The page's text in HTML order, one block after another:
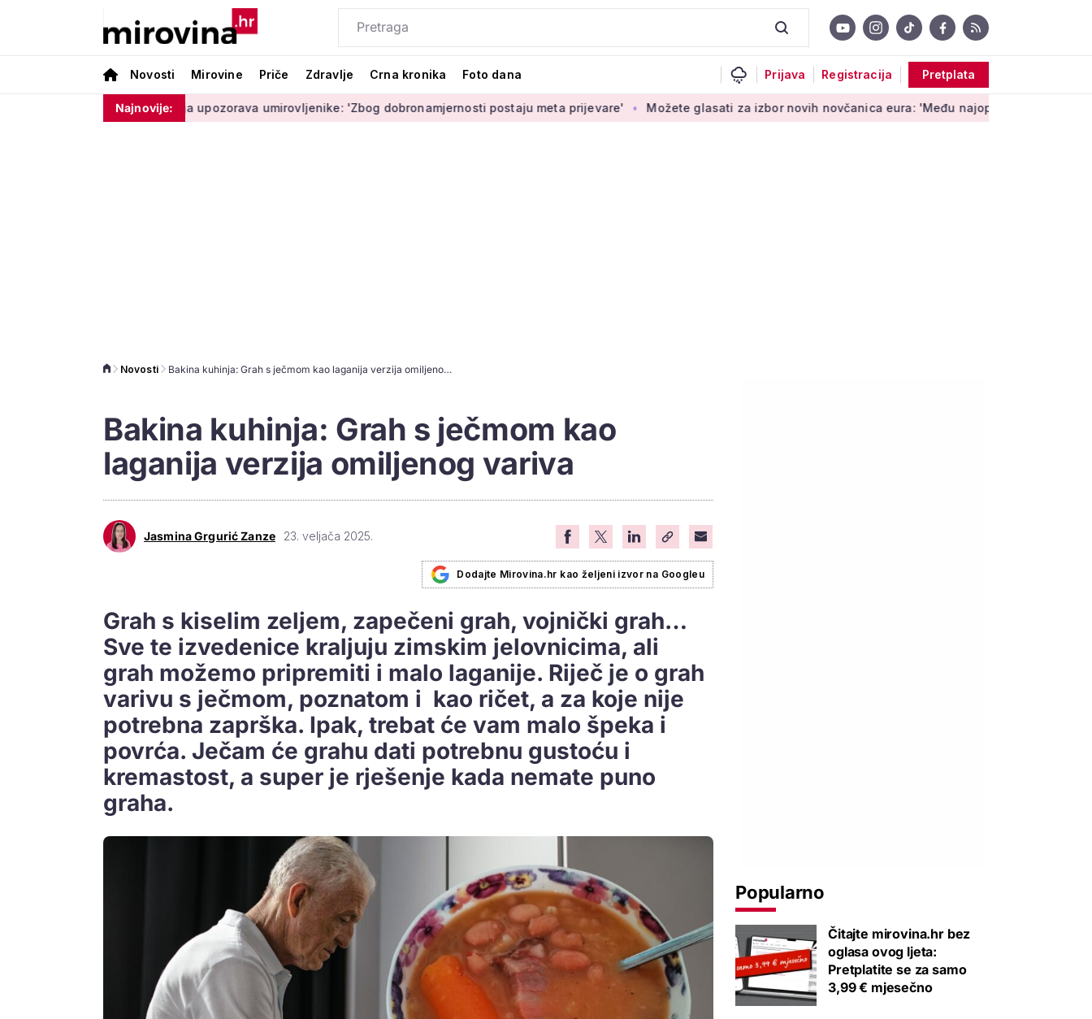
Novosti Mirovine Priče Zdravlje Crna kronika Foto dana Prijava Registracija Pretplata
Najnovije:
Policija upozorava umirovljenike: 'Zbog dobronamjernosti postaju meta prijevare' Možete glasati za izbor novih novčanica eura: 'Među najopipljivijim su izrazima Europe'
Novosti Bakina kuhinja: Grah s ječmom kao laganija verzija omiljenog variva
Bakina kuhinja: Grah s ječmom kao
laganija verzija omiljenog variva
Jasmina Grgurić Zanze 23. veljača 2025.
Dodajte Mirovina.hr kao željeni izvor na Googleu
Grah s kiselim zeljem, zapečeni grah, vojnički grah…
Sve te izvedenice kraljuju zimskim jelovnicima, ali
grah možemo pripremiti i malo laganije. Riječ je o grah
varivu s ječmom, poznatom i kao ričet, a za koje nije
potrebna zaprška. Ipak, trebat će vam malo špeka i
povrća. Ječam će grahu dati potrebnu gustoću i
kremastost, a super je rješenje kada nemate puno
graha.
Popularno
Čitajte mirovina.hr bez
oglasa ovog ljeta:
Pretplatite se za samo
3,99 € mjesečno